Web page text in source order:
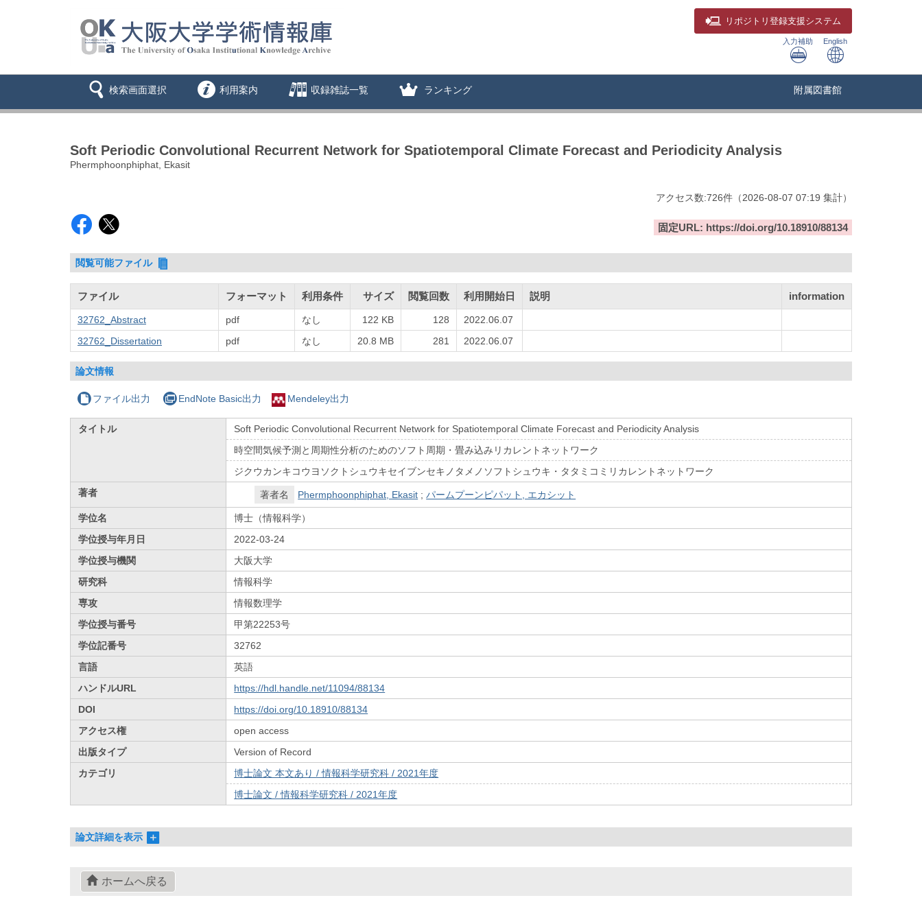
リポジトリ 登録支援システム
入力補助 English
検索画面選択 利用案内 収録雑誌一覧 ランキング 附属図書館
Soft Periodic Convolutional Recurrent Network for Spatiotemporal Climate Forecast and Periodicity Analysis
Phermphoonphiphat, Ekasit
アクセス数:726件 （2026-08-07 07:19 集計）
固定URL: https://doi.org/10.18910/88134
閲覧可能ファイル
ファイル フォーマット 利用条件 サイズ 閲覧回数 利用開始日 説明 information
32762_Abstract pdf なし 122 KB 128
2022.06.07
32762_Dissertation
pdf なし 20.8 MB 281 2022.06.07
論文情報
ファイル出力 EndNote Basic出力 Mendeley出力
タイトル
Soft Periodic Convolutional Recurrent Network for Spatiotemporal Climate Forecast and Periodicity Analysis
時空間気候予測と周期性分析のためのソフト周期・畳み込みリカレントネットワーク
ジクウカンキコウヨソクトシュウキセイブンセキノタメノソフトシュウキ・タタミコミリカレントネットワーク
著者
著者名 Phermphoonphiphat, Ekasit ;パームプーンピパット, エカシット
学位名
博士（情報科学）
学位授与年月日
2022-03-24
学位授与機関
大阪大学
研究科
情報科学
専攻
情報数理学
学位授与番号
甲第22253号
学位記番号
32762
言語
英語
ハンドルURL
https://hdl.handle.net/11094/88134
DOI
https://doi.org/10.18910/88134
アクセス権
open access
出版タイプ
Version of Record
カテゴリ
博士論文 本文あり / 情報科学研究科 / 2021年度
博士論文 / 情報科学研究科 / 2021年度
論文詳細を表示
ホームへ戻る